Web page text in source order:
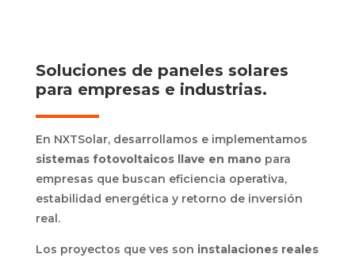
Soluciones de paneles solares
para empresas e industrias.
En NXTSolar, desarrollamos e implementamos
sistemas fotovoltaicos llave en manopara
empresas que buscan eficiencia operativa,
estabilidad energética y retorno de inversión
real.
Los proyectos que ves son instalaciones reales